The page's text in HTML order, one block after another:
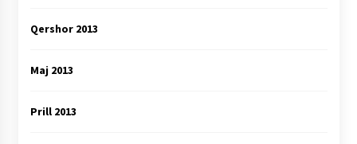
Qershor 2013
Maj 2013
Prill 2013